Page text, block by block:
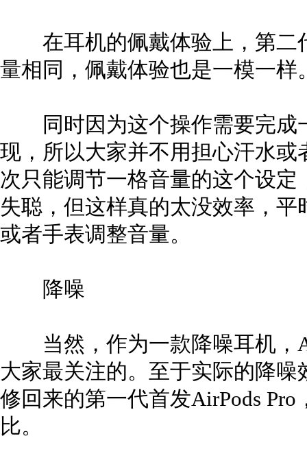
在耳机的佩戴体验上，第二
量相同，佩戴体验也是一模一样
同时因为这个操作需要完成
现，所以大家并不用担心汗水
次只能调节一格音量的这个设
失聪，但这样真的太没效率，
或者手表调整音量。
降噪
当然，作为一款降噪耳机，
大家最关注的。至于实际的降
修回来的第一代首发AirPods
比。